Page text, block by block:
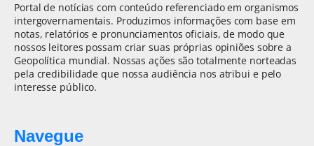
Portal de notícias com conteúdo referenciado em organismos
intergovernamentais. Produzimos informações com base em
notas, relatórios e pronunciamentos oficiais, de modo que
nossos leitores possam criar suas próprias opiniões sobre a
Geopolítica mundial. Nossas ações são totalmente norteadas
pela credibilidade que nossa audiência nos atribui e pelo
interesse público.
Navegue